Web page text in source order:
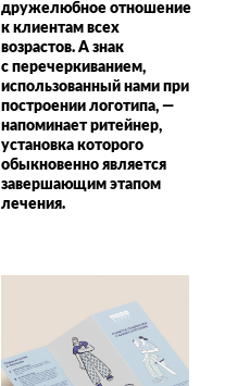
дружелюбное отношение
к клиентам всех
возрастов. А знак
с перечеркиванием,
использованный нами при
построении логотипа, —
напоминает ритейнер,
установка которого
обыкновенно является
завершающим этапом
лечения.